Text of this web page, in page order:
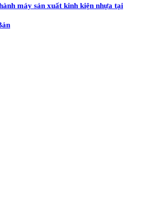
máy sản xuất kinh kiện nhựa tại